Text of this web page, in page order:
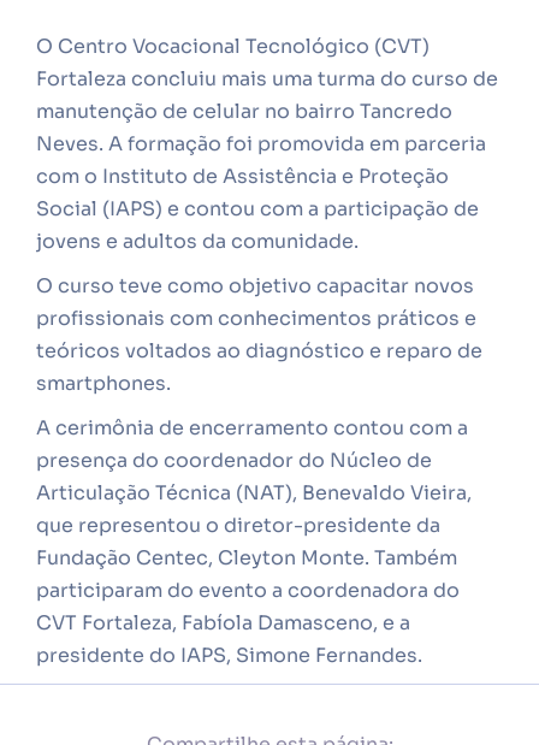
O Centro Vocacional Tecnológico (CVT)
Fortaleza concluiu mais uma turma do curso de
manutenção de celular no bairro Tancredo
Neves. A formação foi promovida em parceria
com o Instituto de Assistência e Proteção
Social (IAPS) e contou com a participação de
jovens e adultos da comunidade.
O curso teve como objetivo capacitar novos
profissionais com conhecimentos práticos e
teóricos voltados ao diagnóstico e reparo de
smartphones.
A cerimônia de encerramento contou com a
presença do coordenador do Núcleo de
Articulação Técnica (NAT), Benevaldo Vieira,
que representou o diretor-presidente da
Fundação Centec, Cleyton Monte. Também
participaram do evento a coordenadora do
CVT Fortaleza, Fabíola Damasceno, e a
presidente do IAPS, Simone Fernandes.